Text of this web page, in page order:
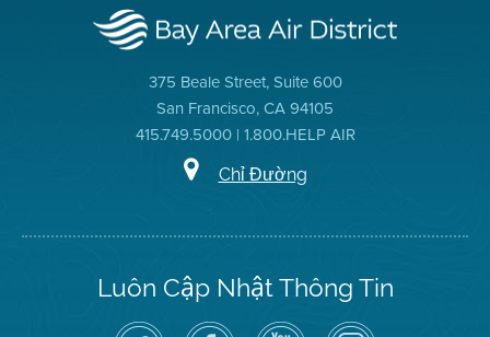
375 Beale Street, Suite 600
San Francisco, CA 94105
415.749.5000 | 1.800.HELP AIR
Chỉ Đường
Luôn Cập Nhật Thông Tin
Hãy
Truy
Kênh
Air